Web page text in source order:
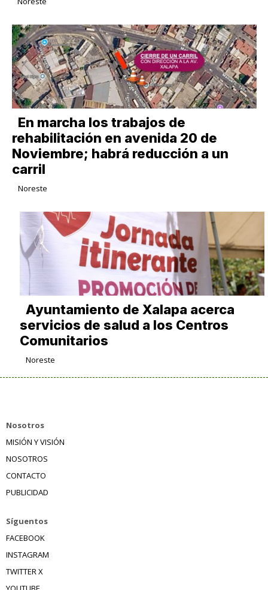
En marcha los trabajos de
rehabilitación en avenida 20 de
Noviembre; habrá reducción a un
carril
Noreste
Ayuntamiento de Xalapa acerca
servicios de salud a los Centros
Comunitarios
Noreste
Nosotros
MISIÓN Y VISIÓN
NOSOTROS
CONTACTO
PUBLICIDAD
Síguentos
FACEBOOK
INSTAGRAM
TWITTER X